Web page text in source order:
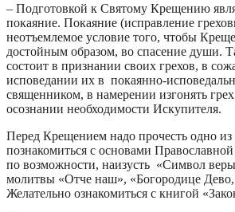
– Подготовкой к Святому Крещению
покаяние. Покаяние (исправление
неотъемлемое условие того, чтобы
достойным образом, во спасение души.
состоит в признании своих грехов, в
исповедании их в покаянно-
священником, в намерении изгонять
осознании необходимости Искупителя.
Перед Крещением надо прочесть одно из
познакомиться с основами
по возможности, наизусть «Символ
молитвы «Отче наш», «Богородице
Желательно ознакомиться с книгой